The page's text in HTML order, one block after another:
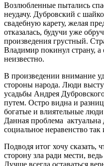
Возлюбленные пытались
неудачу. Дубровский с
свадебную карету, желая
отказалась, будучи уже
произведения грустный.
Владимир покинул страну, а
неизвестно.
В произведении внимание
стороны народа. Люди
усадьбы Андрея
путем. Остро видна и
богатые и влиятельные
Данная проблема актуальна
социальное неравенство так
Подводя итог хочу сказать,
сторону зла ради мести,
Лучше всегда оставаться